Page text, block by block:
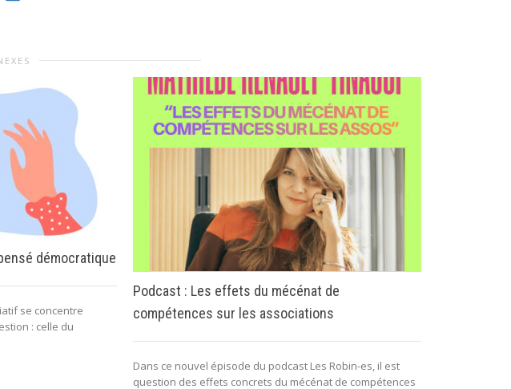
démocratique
se concentre
: celle du
Podcast : Les effets du mécénat de
compétences sur les associations
Dans ce nouvel épisode du podcast Les Robin-es, il est
question des effets concrets du mécénat de compétences